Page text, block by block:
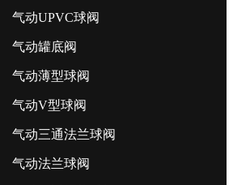
气动UPVC球阀
气动罐底阀
气动薄型球阀
气动V型球阀
气动三通法兰球阀
气动法兰球阀